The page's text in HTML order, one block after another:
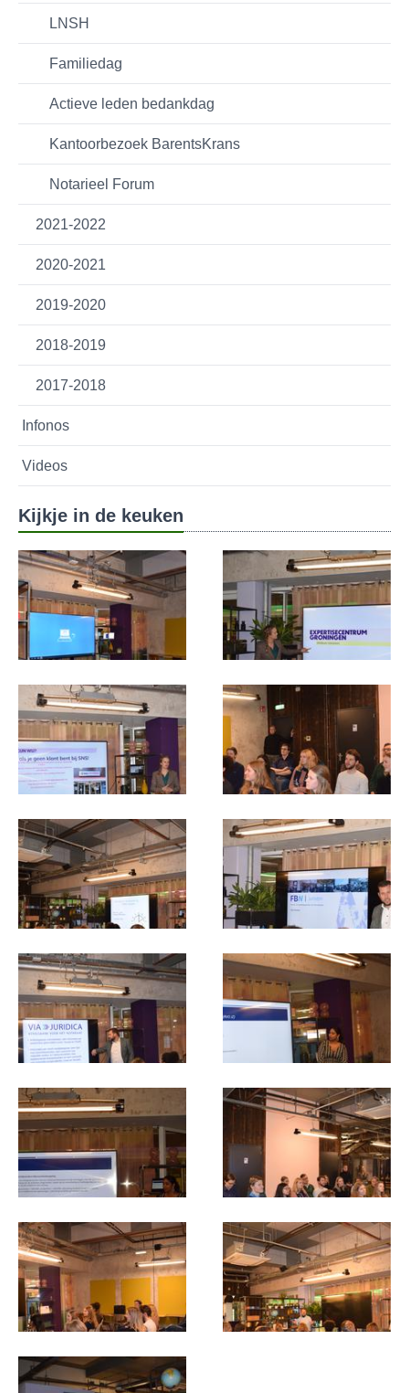
LNSH
Familiedag
Actieve leden bedankdag
Kantoorbezoek BarentsKrans
Notarieel Forum
2021-2022
2020-2021
2019-2020
2018-2019
2017-2018
Infonos
Videos
Kijkje in de keuken